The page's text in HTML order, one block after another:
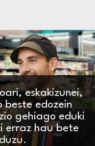
eskakizunei,
beste edozein
gehiago eduki
erraz hau bete